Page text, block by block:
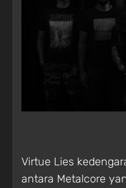
Virtue Lies
antara Metalcore